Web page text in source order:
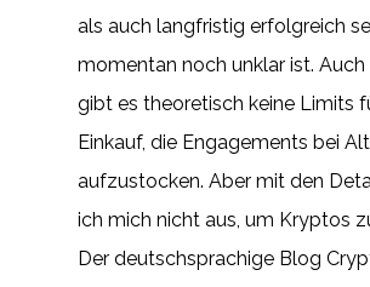
als auch langfristig erfolgreich
momentan noch unklar ist. Auch
gibt es theoretisch keine Limits
Einkauf, die Engagements bei
aufzustocken. Aber mit den
ich mich nicht aus, um Kryptos
Der deutschsprachige Blog